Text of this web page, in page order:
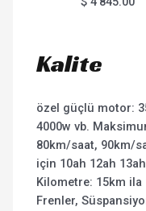
Kalite
özel güçlü motor:
4000w vb.
80km/saat, 90km/
için 10ah 12ah
Kilometre: 15km ila
Frenler,